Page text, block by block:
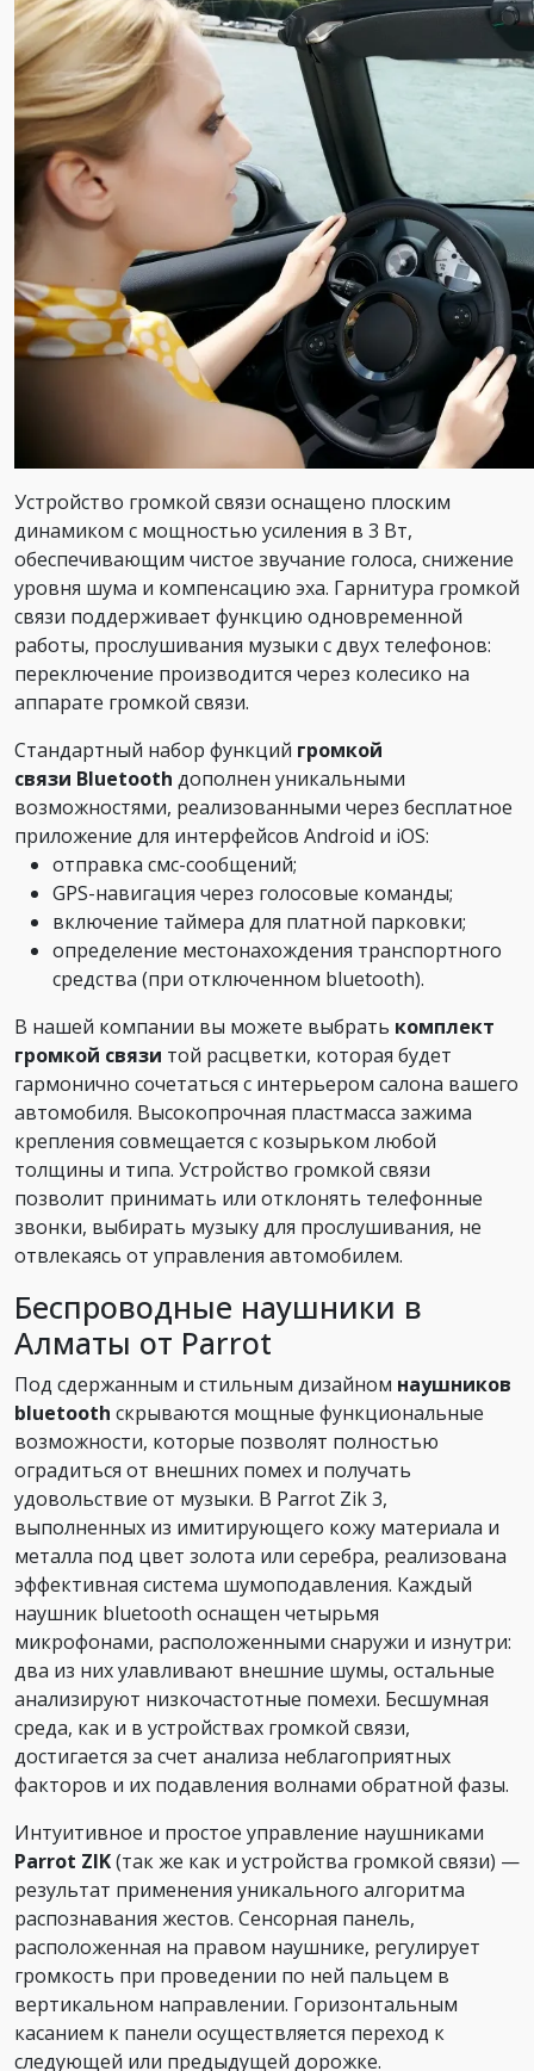
Устройство громкой связи оснащено плоским
динамиком с мощностью усиления в 3 Вт,
обеспечивающим чистое звучание голоса, снижение
уровня шума и компенсацию эха. Гарнитура громкой
связи поддерживает функцию одновременной
работы, прослушивания музыки с двух телефонов:
переключение производится через колесико на
аппарате громкой связи.
Стандартный набор функций громкой
связи Bluetooth дополнен уникальными
возможностями, реализованными через бесплатное
приложение для интерфейсов Android и iOS:
отправка смс-сообщений;
GPS-навигация через голосовые команды;
включение таймера для платной парковки;
определение местонахождения транспортного
средства (при отключенном bluetooth).
В нашей компании вы можете выбрать комплект
громкой связи той расцветки, которая будет
гармонично сочетаться с интерьером салона вашего
автомобиля. Высокопрочная пластмасса зажима
крепления совмещается с козырьком любой
толщины и типа. Устройство громкой связи
позволит принимать или отклонять телефонные
звонки, выбирать музыку для прослушивания, не
отвлекаясь от управления автомобилем.
Беспроводные наушники в
Алматы от Parrot
Под сдержанным и стильным дизайном наушников
bluetooth скрываются мощные функциональные
возможности, которые позволят полностью
оградиться от внешних помех и получать
удовольствие от музыки. В Parrot Zik 3,
выполненных из имитирующего кожу материала и
металла под цвет золота или серебра, реализована
эффективная система шумоподавления. Каждый
наушник bluetooth оснащен четырьмя
микрофонами, расположенными снаружи и изнутри:
два из них улавливают внешние шумы, остальные
анализируют низкочастотные помехи. Бесшумная
среда, как и в устройствах громкой связи,
достигается за счет анализа неблагоприятных
факторов и их подавления волнами обратной фазы.
Интуитивное и простое управление наушниками
Parrot ZIK(так же как и устройства громкой связи) —
результат применения уникального алгоритма
распознавания жестов. Сенсорная панель,
расположенная на правом наушнике, регулирует
громкость при проведении по ней пальцем в
вертикальном направлении. Горизонтальным
касанием к панели осуществляется переход к
следующей или предыдущей дорожке.